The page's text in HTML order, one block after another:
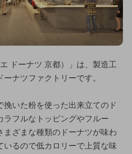
ドーナツ 京都）」は、製造工
ナツファクトリーです。
挽いた粉を使った出来立てのド
ラフルなトッピングやフルー
まざまな種類のドーナツが味わ
いるので低カロリーで上質な味